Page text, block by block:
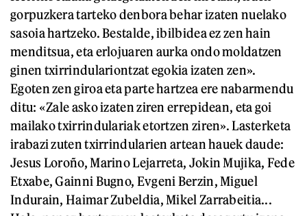
gorpuzkera tarteko denbora behar izaten nuelako
sasoia hartzeko. Bestalde, ibilbidea ez zen hain
menditsua, eta erlojuaren aurka ondo moldatzen
ginen txirrindulariontzat egokia izaten zen».
Egoten zen giroa eta parte hartzea ere nabarmendu
ditu: «Zale asko izaten ziren errepidean, eta goi
mailako txirrindulariak etortzen ziren». Lasterketa
irabazi zuten txirrindularien artean hauek daude:
Jesus Loroño, Marino Lejarreta, Jokin Mujika, Fede
Etxabe, Gainni Bugno, Evgeni Berzin, Miguel
Indurain, Haimar Zubeldia, Mikel Zarrabeitia...